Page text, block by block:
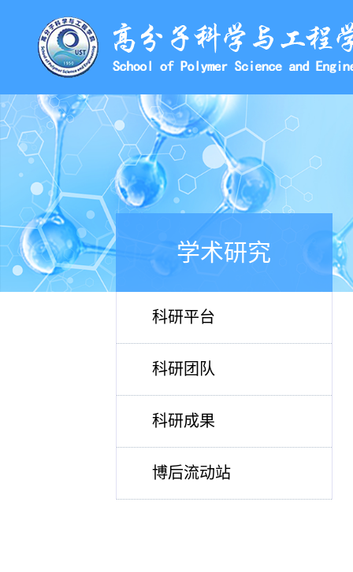
学术研究
科研平台
科研团队
科研成果
博后流动站